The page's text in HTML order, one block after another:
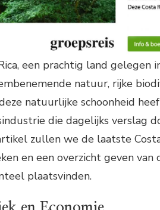
een prachtig land gelegen
natuur, rijke
natuurlijke schoonheid
die dagelijks verslag
zullen we de laatste
en een overzicht geven
plaatsvinden.